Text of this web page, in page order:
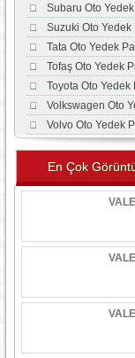
Subaru Oto
Suzuki Oto Yedek
Tata Oto Yedek
Tofaş Oto Yedek
Toyota Oto Yedek
Volkswagen Oto
Volvo Oto Yedek
En Çok